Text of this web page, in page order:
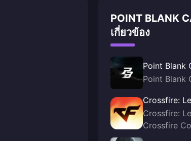
POINT BLANK
เกี่ยวข้อง
Point Blank
Point Blank
Crossfire:
Crossfire:
Crossfire